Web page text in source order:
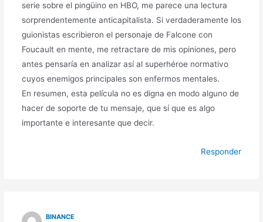
serie sobre el pingüino en HBO, me parece una lectura
sorprendentemente anticapitalista. Si verdaderamente los
guionistas escribieron el personaje de Falcone con
Foucault en mente, me retractare de mis opiniones, pero
antes pensaría en analizar así al superhéroe normativo
cuyos enemigos principales son enfermos mentales.
En resumen, esta película no es digna en modo alguno de
hacer de soporte de tu mensaje, que sí que es algo
importante e interesante que decir.
Responder
BINANCE